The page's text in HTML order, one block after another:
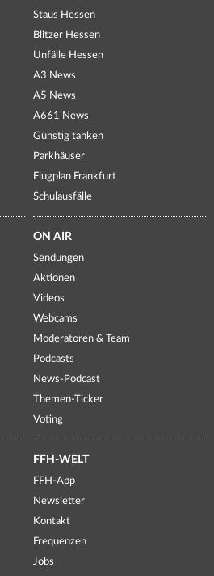
Staus Hessen
Blitzer Hessen
Unfälle Hessen
A3 News
A5 News
A661 News
Günstig tanken
Parkhäuser
Flugplan Frankfurt
Schulausfälle
ON AIR
Sendungen
Aktionen
Videos
Webcams
Moderatoren & Team
Podcasts
News-Podcast
Themen-Ticker
Voting
FFH-WELT
FFH-App
Newsletter
Kontakt
Frequenzen
Jobs